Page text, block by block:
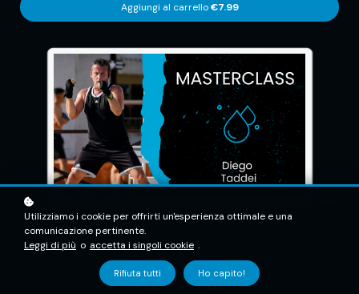
Aggiungi al carrello €7.99
Utilizziamo i cookie per offrirti un'esperienza ottimale e una
comunicazione pertinente.
Leggi di più o accetta i singoli cookie .
Rifiuta tutti Ho capito!